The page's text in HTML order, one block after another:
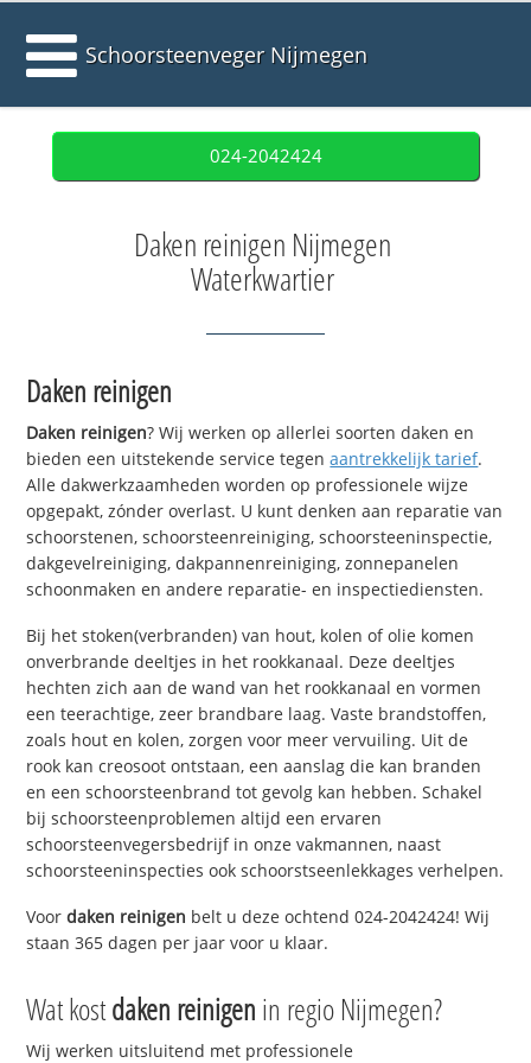
Schoorsteenveger Nijmegen
024-2042424
Daken reinigen Nijmegen
Waterkwartier
Daken reinigen
Daken reinigen? Wij werken op allerlei soorten daken en
bieden een uitstekende service tegenaantrekkelijk tarief.
Alle dakwerkzaamheden worden op professionele wijze
opgepakt, zónder overlast. U kunt denken aan reparatie van
schoorstenen, schoorsteenreiniging, schoorsteeninspectie,
dakgevelreiniging, dakpannenreiniging, zonnepanelen
schoonmaken en andere reparatie- en inspectiediensten.
Bij het stoken(verbranden) van hout, kolen of olie komen
onverbrande deeltjes in het rookkanaal. Deze deeltjes
hechten zich aan de wand van het rookkanaal en vormen
een teerachtige, zeer brandbare laag. Vaste brandstoffen,
zoals hout en kolen, zorgen voor meer vervuiling. Uit de
rook kan creosoot ontstaan, een aanslag die kan branden
en een schoorsteenbrand tot gevolg kan hebben. Schakel
bij schoorsteenproblemen altijd een ervaren
schoorsteenvegersbedrijf in onze vakmannen, naast
schoorsteeninspecties ook schoorstseenlekkages verhelpen.
Voordaken reinigen belt u deze ochtend 024-2042424! Wij
staan 365 dagen per jaar voor u klaar.
Wat kostdaken reinigen in regio Nijmegen?
Wij werken uitsluitend met professionele